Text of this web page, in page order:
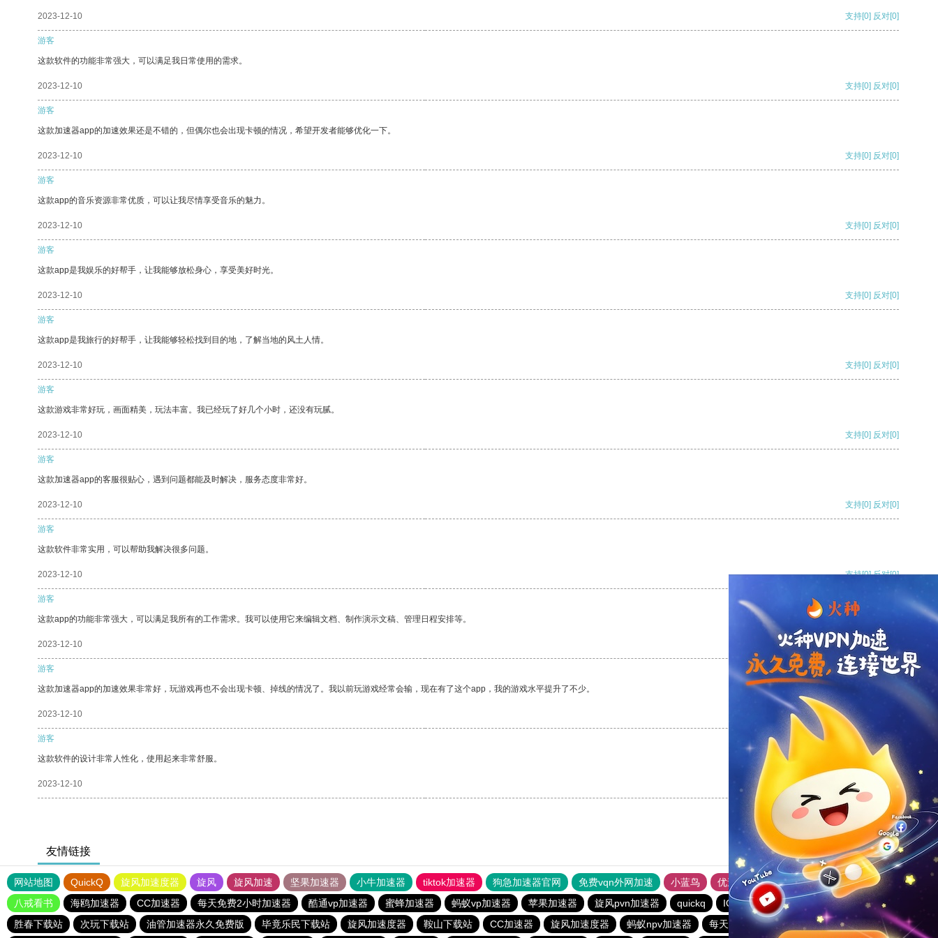
2023-12-10 支持[0] 反对[0]
游客
这款软件的功能非常强大，可以满足我日常使用的需求。
2023-12-10 支持[0] 反对[0]
游客
这款加速器app的加速效果还是不错的，但偶尔也会出现卡顿的情况，希望开发者能够优化一下。
2023-12-10 支持[0] 反对[0]
游客
这款app的音乐资源非常优质，可以让我尽情享受音乐的魅力。
2023-12-10 支持[0] 反对[0]
游客
这款app是我娱乐的好帮手，让我能够放松身心，享受美好时光。
2023-12-10 支持[0] 反对[0]
游客
这款app是我旅行的好帮手，让我能够轻松找到目的地，了解当地的风土人情。
2023-12-10 支持[0] 反对[0]
游客
这款游戏非常好玩，画面精美，玩法丰富。我已经玩了好几个小时，还没有玩腻。
2023-12-10 支持[0] 反对[0]
游客
这款加速器app的客服很贴心，遇到问题都能及时解决，服务态度非常好。
2023-12-10 支持[0] 反对[0]
游客
这款软件非常实用，可以帮助我解决很多问题。
2023-12-10 支持[0] 反对[0]
游客
这款app的功能非常强大，可以满足我所有的工作需求。我可以使用它来编辑文档、制作演示文稿、管理日程安排等。
2023-12-10 支持[0] 反对
游客
这款加速器app的加速效果非常好，玩游戏再也不会出现卡顿、掉线的情况了。我以前玩游戏经常会输，现在有了这个app，我的游戏水平提升了不少。
2023-12-10 支持
游客
这款软件的设计非常人性化，使用起来非常舒服。
2023-12-10 支持 反对 [0]
友情链接
网站地图 QuickQ 旋风加速度器 旋风 旋风加速 坚果加速器 小牛加速器 tiktok加速器 狗急加速器官网 免费vqn外网加速 小蓝鸟 优途加速器官网 风驰加速器
旋风加速器
八戒看书
海鸥加速器 CC加速器 每天免费2小时加速器 酷通vp加速器 蜜蜂加速器 蚂蚁vp加速器 苹果加速器 旋风pvn加速器 quickq IOS-VPN
油管加速器永久免费版
胜春下载站
次玩下载站 油管加速器永久免费版 毕竟乐民下载站 旋风加速度器 鞍山下载站 CC加速器 旋风加速度器 蚂蚁npv加速器 每天免费2小时加速器 西柚加速器